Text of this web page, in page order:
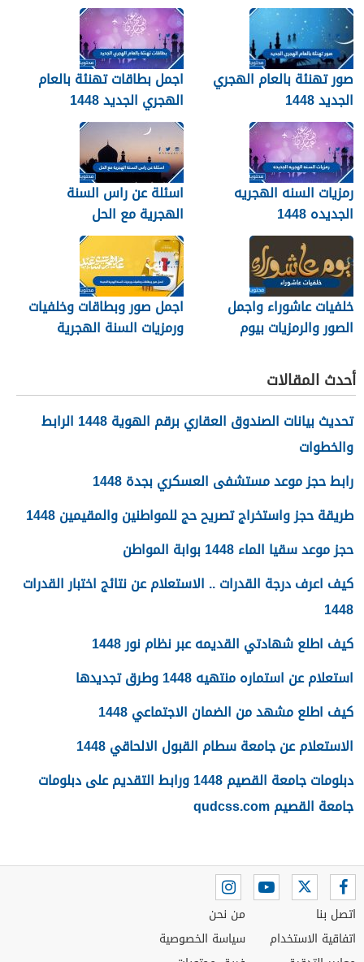
صور تهنئة بالعام الهجري
الجديد 1448
اجمل بطاقات تهنئة بالعام
الهجري الجديد 1448
رمزيات السنه الهجريه
الجديده 1448
اسئلة عن راس السنة
الهجرية مع الحل
خلفيات عاشوراء واجمل
الصور والرمزيات بيوم
اجمل صور وبطاقات وخلفيات
ورمزيات السنة الهجرية
أحدث المقالات
تحديث بيانات الصندوق العقاري برقم الهوية 1448 الرابط
والخطوات
رابط حجز موعد مستشفى العسكري بجدة 1448
طريقة حجز واستخراج تصريح حج للمواطنين والمقيمين 1448
حجز موعد سقيا الماء 1448 بوابة المواطن
كيف اعرف درجة القدرات .. الاستعلام عن نتائج اختبار القدرات
1448
كيف اطلع شهادتي القديمه عبر نظام نور 1448
استعلام عن استماره منتهيه 1448 وطرق تجديدها
كيف اطلع مشهد من الضمان الاجتماعي 1448
الاستعلام عن جامعة سطام القبول الالحاقي 1448
دبلومات جامعة القصيم 1448 ورابط التقديم على دبلومات
جامعة القصيم qudcss.com
اتصل بنا
اتفاقية الاستخدام
من نحن
سياسة الخصوصية